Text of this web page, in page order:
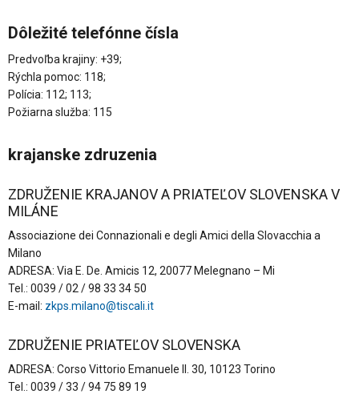
Dôležité telefónne čísla
Predvoľba krajiny: +39;
Rýchla pomoc: 118;
Polícia: 112; 113;
Požiarna služba: 115
krajanske zdruzenia
ZDRUŽENIE KRAJANOV A PRIATEĽOV SLOVENSKA V
MILÁNE
Associazione dei Connazionali e degli Amici della Slovacchia a
Milano
ADRESA: Via E. De. Amicis 12, 20077 Melegnano – Mi
Tel.: 0039 / 02 / 98 33 34 50
E-mail: zkps.milano@tiscali.it
ZDRUŽENIE PRIATEĽOV SLOVENSKA
ADRESA: Corso Vittorio Emanuele II. 30, 10123 Torino
Tel.: 0039 / 33 / 94 75 89 19